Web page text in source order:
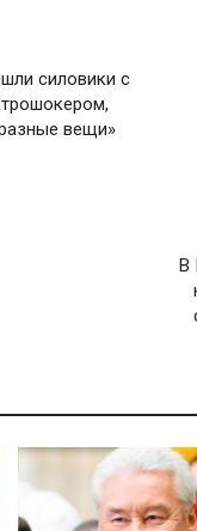
силовики с
вещи»
В